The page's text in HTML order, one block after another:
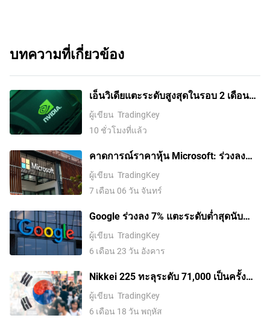
บทความที่เกี่ยวข้อง
เอ็นวิเดียแตะระดับสูงสุดในรอบ 2 เดือน
หลังบวกติดต่อกัน 5 วันพุ่งเกิน 10%
ผู้เขียน TradingKey
10 ชั่วโมงที่แล้ว
คาดการณ์ราคาหุ้น Microsoft: ร่วงลง
กว่า 20% ในครึ่งแรกของปี 2026, จะยังคง
ปรับตัวลดลงอย่างต่อเนื่องในครึ่งปีหลัง
ผู้เขียน TradingKey
7 เดือน 06 วัน จันทร์
Google ร่วงลง 7% แตะระดับต่ำสุดนับ
ตั้งแต่ช่วงปลายเดือนเมษายน. John
Jumper รองประธานของ DeepMind ร่วม
สองรายลาออกภายในหนึ่งสัปดาห์
ผู้เขียน TradingKey
6 เดือน 23 วัน อังคาร
Nikkei 225 ทะลุระดับ 71,000 เป็นครั้ง
แรก, Kospi ทะลุระดับ 9,000, SK Hynix
ปรับตัวขึ้นมากกว่า 7% สู่ระดับสูงสุดเป็น
ผู้เขียน TradingKey
6 เดือน 18 วัน พฤหัส